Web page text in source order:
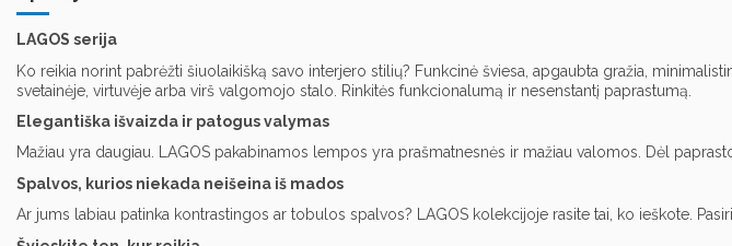
LAGOS serija
Ko reikia norint pabrėžti šiuolaikišką savo interjero stilių? Funkcinė šviesa, apgaubta gražia,
svetainėje, virtuvėje arba virš valgomojo stalo. Rinkitės funkcionalumą ir nesenstantį paprastumą.
Elegantiška išvaizda ir patogus valymas
Mažiau yra daugiau. LAGOS pakabinamos lempos yra prašmatnesnės ir mažiau valomos. Dėl
Spalvos, kurios niekada neišeina iš mados
Ar jums labiau patinka kontrastingos ar tobulos spalvos? LAGOS kolekcijoje rasite tai, ko ieškote.